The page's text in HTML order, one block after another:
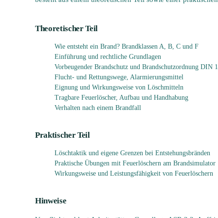
Theoretischer Teil
Wie entsteht ein Brand? Brandklassen A, B, C und F
Einführung und rechtliche Grundlagen
Vorbeugender Brandschutz und Brandschutzordnung DIN
Flucht- und Rettungswege, Alarmierungsmittel
Eignung und Wirkungsweise von Löschmitteln
Tragbare Feuerlöscher, Aufbau und Handhabung
Verhalten nach einem Brandfall
Praktischer Teil
Löschtaktik und eigene Grenzen bei Entstehungsbränden
Praktische Übungen mit Feuerlöschern am Brandsimulator
Wirkungsweise und Leistungsfähigkeit von Feuerlöschern
Hinweise